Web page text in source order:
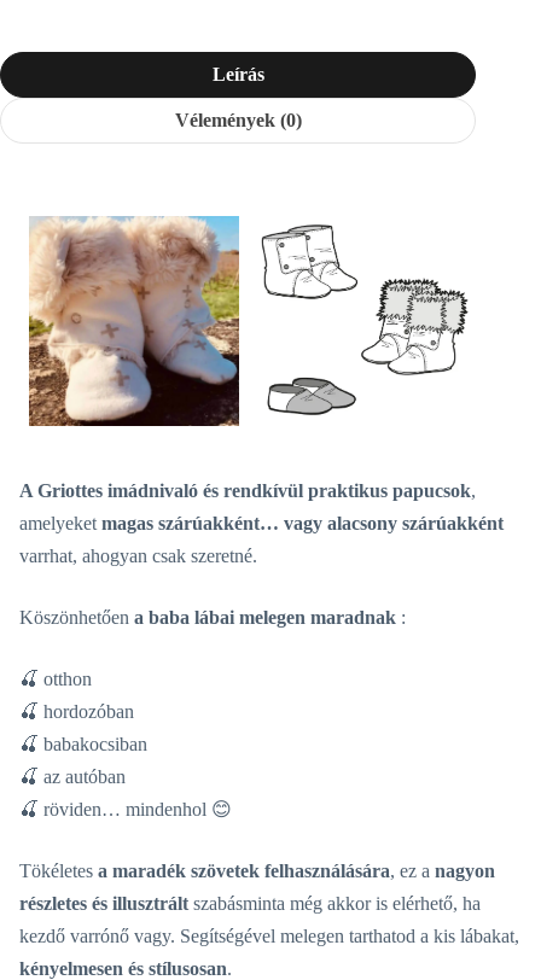
Leírás
Vélemények (0)
A Griottes imádnivaló és rendkívül praktikus papucsok,
amelyeket magas szárúakként… vagy alacsony szárúakként
varrhat, ahogyan csak szeretné.
Köszönhetően a baba lábai melegen maradnak :
🍒 otthon
🍒 hordozóban
🍒 babakocsiban
🍒 az autóban
🍒 röviden… mindenhol 😊
Tökéletes a maradék szövetek felhasználására, ez a nagyon
részletes és illusztrált szabásminta még akkor is elérhető, ha
kezdő varrónő vagy. Segítségével melegen tarthatod a kis lábakat,
kényelmesen és stílusosan.